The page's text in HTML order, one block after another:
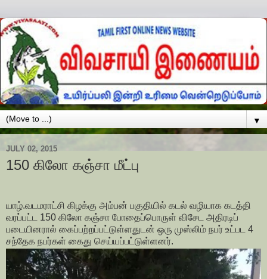
▼
JULY 02, 2015
150 கிலோ கஞ்சா மீட்பு
யாழ்.வடமராட்சி கிழக்கு அம்பன் பகுதியில் கடல் வழியாக கடத்தி
வரப்பட்ட 150 கிலோ கஞ்சா போதைப்பொருள் விசேட அதிரடிப்
படையினரால் கைப்பற்றப்பட்டுள்ளதுடன் ஒரு முஸ்லிம் நபர் உட்பட 4
சந்தேக நபர்கள் கைது செய்யப்பட்டுள்ளனர்.